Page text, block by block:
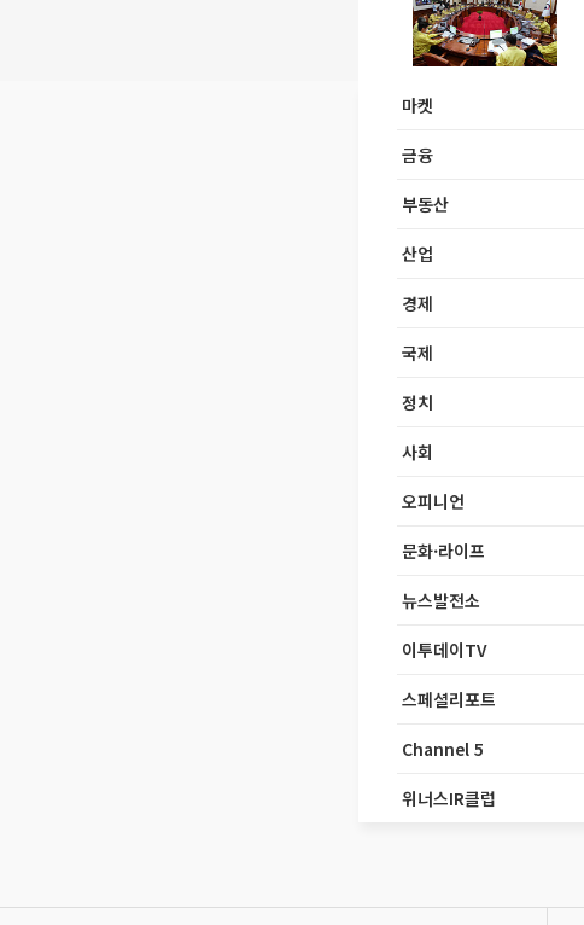
마켓
금융
부동산
산업
경제
국제
정치
사회
오피니언
문화·라이프
뉴스발전소
이투데이TV
스페셜리포트
Channel 5
위너스IR클럽